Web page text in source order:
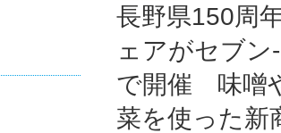
長野県150周
ェアがセブン
で開催 味噌
菜を使った新